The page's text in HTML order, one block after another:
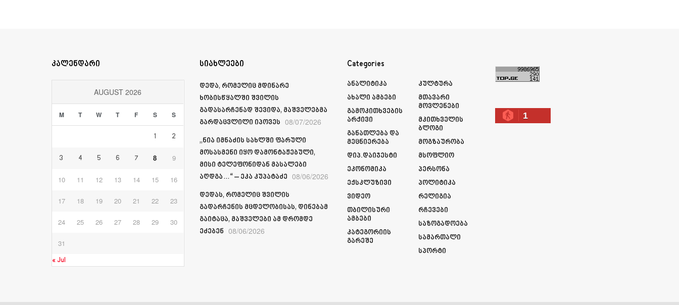
კალენდარი
AUGUST 2026
M T W T F S S
1 2
3 4 5 6 7 8 9
10 11 12 13 14 15 16
17 18 19 20 21 22 23
24 25 26 27 28 29 30
31
« Jul
სიახლეები
დედა, რომელიც მდინარე
ხობისწყალში შვილის
გადასარჩენად შევიდა, მაშველებმა
გარდაცვლილი იპოვეს 08/07/2026
„ნია იმნაძის სახლში ფარული
მოსასმენი იყო დამონტაჟებული,
მისი ტელეფონიდან მასალები
აღდგა…“ – ეკა კუპატაძე 08/06/2026
დედას, რომელიც შვილის
გადარჩენის მცდელობისას, დინებამ
გაიტაცა, მაშველები ამ დრომდე
ეძებენ 08/06/2026
Categories
Ანალიტიკა
Ახალი Ამბები
Გამოკითხვების
Არქივი
Განათლება Და
Მეცნიერება
Დიპ.დაიჯესტი
Ეკონომიკა
Ექსკლუზივი
Ვიდეო
Თბილისური
Ამბები
Კატეგორიის
Გარეშე
Კულტურა
Მთავარი
Მოვლენები
Მკითხველის
Ბლოგი
Მოგზაურობა
Მსოფლიო
Პერსონა
Პოლიტიკა
Რელიგია
Რჩევები
Საზოგადოება
Სამართალი
Სპორტი
1